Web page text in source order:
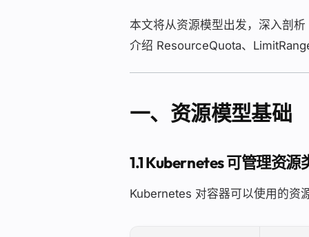
本文将从资源模型出发，深入剖
介绍 ResourceQuota、
一、资源模型基础
1.1 Kubernetes 可管理资源
Kubernetes 对容器可以使用的资